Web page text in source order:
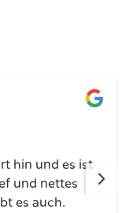
hin und es ist
und nettes
es auch.